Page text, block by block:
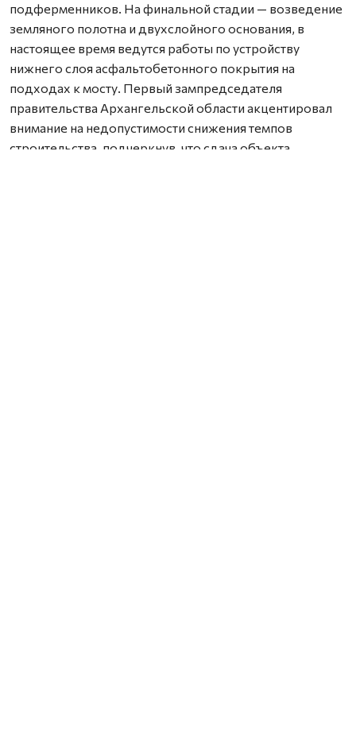
подферменников. На финальной стадии — возведение
земляного полотна и двухслойного основания, в
настоящее время ведутся работы по устройству
нижнего слоя асфальтобетонного покрытия на
подходах к мосту. Первый зампредседателя
правительства Архангельской области акцентировал
внимание на недопустимости снижения темпов
строительства, подчеркнув, что сдача объекта